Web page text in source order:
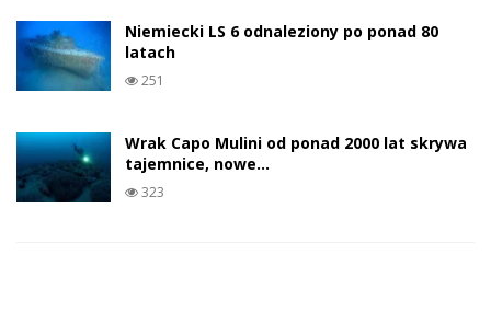
Niemiecki LS 6 odnaleziony po ponad 80
latach
251
Wrak Capo Mulini od ponad 2000 lat skrywa
tajemnice, nowe…
323